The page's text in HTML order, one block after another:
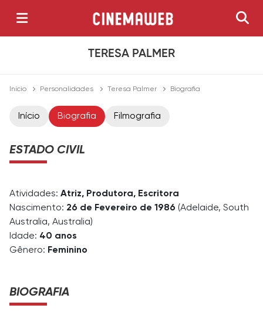
TERESA PALMER
Início Personalidades Teresa Palmer Biografia
Início Biografia Filmografia
ESTADO CIVIL
Atividades: Atriz, Produtora, Escritora
Nascimento: 26 de Fevereiro de 1986 (Adelaide, South
Australia, Australia)
Idade: 40 anos
Gênero: Feminino
BIOGRAFIA